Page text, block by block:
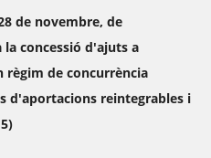
de novembre, de
concessió d'ajuts a
règim de concurrència
d'aportacions reintegrables i